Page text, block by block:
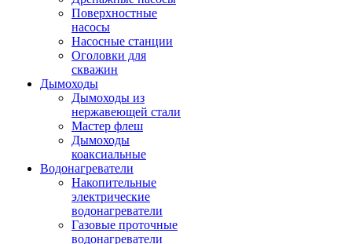
Поверхностные
насосы
Насосные станции
Оголовки для
скважин
Дымоходы
Дымоходы из
нержавеющей стали
Мастер флеш
Дымоходы
коаксиальные
Водонагреватели
Накопительные
электрические
водонагреватели
Газовые проточные
водонагреватели